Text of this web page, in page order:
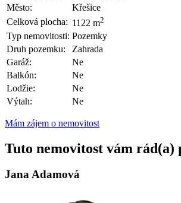
Město:
Křešice
Celková plocha: 1122 m2
Typ nemovitosti: Pozemky
Druh pozemku:
Zahrada
Garáž:
Ne
Balkón:
Ne
Lodžie:
Ne
Výtah:
Ne
Mám zájem o nemovitost
Tuto nemovitost vám rád(a)
Jana Adamová